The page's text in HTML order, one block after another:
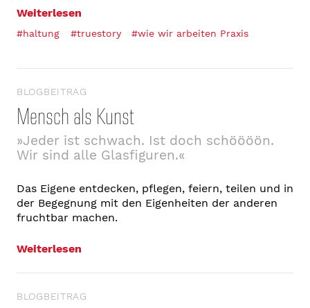
Weiterlesen
#haltung #truestory #wie wir arbeiten Praxis
BLOGBEITRAG
Mensch als Kunst
»Jeder ist schwach. Ist doch schöööön.
Wir sind alle Glasfiguren.«
Das Eigene entdecken, pflegen, feiern, teilen und in
der Begegnung mit den Eigenheiten der anderen
fruchtbar machen.
Weiterlesen
BLOGBEITRAG